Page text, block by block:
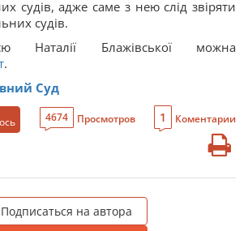
судів, адже саме з нею слід звіряти
судів.
Наталії Блажівської можна
.
Суд
4674 Просмотров 1 Коментарии
Подписаться на автора